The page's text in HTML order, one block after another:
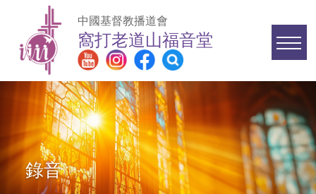
移至主內容
中國基督教播道會
窩打老道山福音堂
Main
navigation
錄音